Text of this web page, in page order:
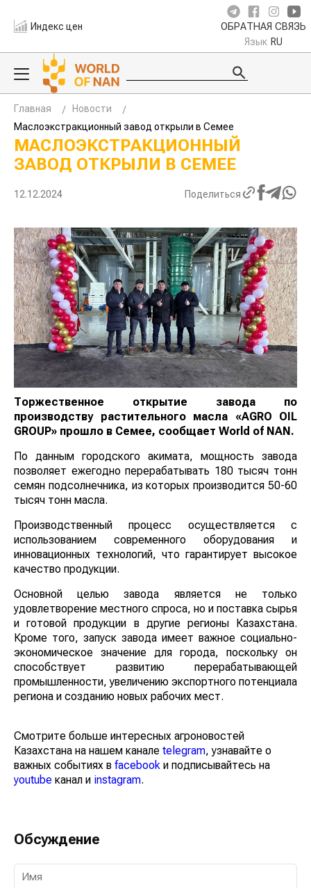
Индекс цен ОБРАТНАЯ СВЯЗЬ
Язык RU
Главная
Новости
Маслоэкстракционный завод открыли в Семее
МАСЛОЭКСТРАКЦИОННЫЙ
ЗАВОД ОТКРЫЛИ В СЕМЕЕ
12.12.2024 Поделиться
Торжественное открытие завода по
производству растительного масла «AGRO OIL
GROUP» прошло в Семее, сообщает World of NAN.
По данным городского акимата, мощность завода
позволяет ежегодно перерабатывать 180 тысяч тонн
семян подсолнечника, из которых производится 50-60
тысяч тонн масла.
Производственный процесс осуществляется с
использованием современного оборудования и
инновационных технологий, что гарантирует высокое
качество продукции.
Основной целью завода является не только
удовлетворение местного спроса, но и поставка сырья
и готовой продукции в другие регионы Казахстана.
Кроме того, запуск завода имеет важное социально-
экономическое значение для города, поскольку он
способствует развитию перерабатывающей
промышленности, увеличению экспортного потенциала
региона и созданию новых рабочих мест.
Смотрите больше интересных агроновостей
Казахстана на нашем канале telegram, узнавайте о
важных событиях в facebook и подписывайтесь на
youtube канал и instagram.
Обсуждение